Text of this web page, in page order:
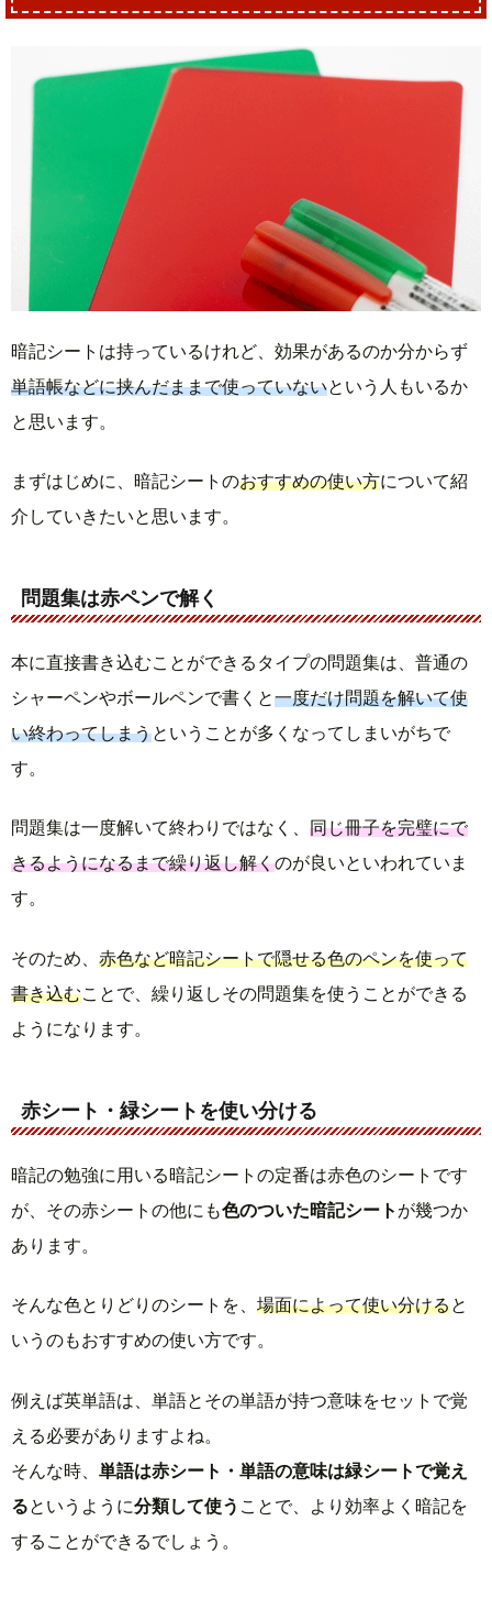
暗記シートは持っているけれど、効果があるのか分からず
単語帳などに挟んだままで使っていないという人もいるか
と思います。
まずはじめに、暗記シートのおすすめの使い方について紹
介していきたいと思います。
問題集は赤ペンで解く
本に直接書き込むことができるタイプの問題集は、普通の
シャーペンやボールペンで書くと一度だけ問題を解いて使
い終わってしまうということが多くなってしまいがちで
す。
問題集は一度解いて終わりではなく、 同じ冊子を完璧にで
きるようになるまで繰り返し解くのが良いといわれていま
す。
そのため、 赤色など暗記シートで隠せる色のペンを使って
書き込む ことで、繰り返しその問題集を使うことができる
ようになります。
赤シート・緑シートを使い分ける
暗記の勉強に用いる暗記シートの定番は赤色のシートです
が、その赤シートの他にも色のついた暗記シート が幾つか
あります。
そんな色とりどりのシートを、 場面によって使い分けると
いうのもおすすめの使い方です。
例えば英単語は、単語とその単語が持つ意味をセットで覚
える必要がありますよね。
そんな時、 単語は赤シート・単語の意味は緑シートで覚え
る というように分類して使う ことで、より効率よく暗記を
することができるでしょう。